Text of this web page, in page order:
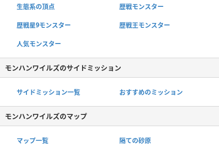
生態系の頂点 歴戦モンスター
歴戦星9モンスター 歴戦王モンスター
人気モンスター
モンハンワイルズのサイドミッション
サイドミッション一覧 おすすめのミッション
モンハンワイルズのマップ
マップ一覧 隔ての砂原